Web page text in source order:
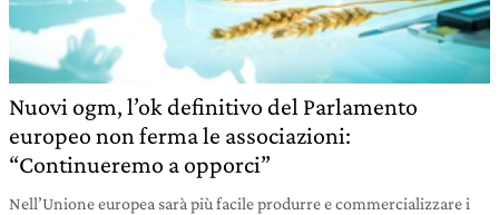
Nuovi ogm, l’ok definitivo del Parlamento
europeo non ferma le associazioni:
“Continueremo a opporci”
Nell’Unione europea sarà più facile produrre e commercializzare i